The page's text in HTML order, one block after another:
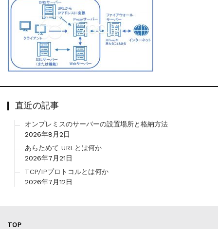
直近の記事
オンプレミスのサーバーの設置場所と格納方法
2026年8月2日
あらためて URLとは何か
2026年7月21日
TCP/IPプロトコルとは何か
2026年7月12日
TOP